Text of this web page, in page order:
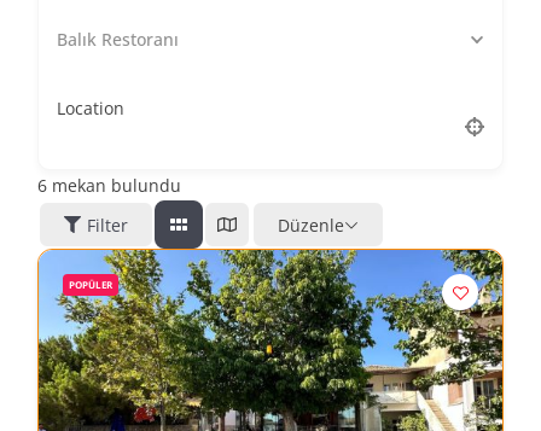
Balık Restoranı
Location
6 mekan bulundu
Filter
Düzenle
POPÜLER